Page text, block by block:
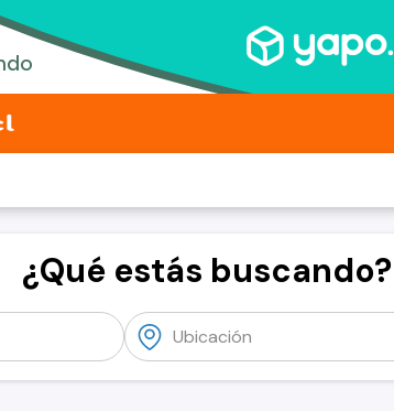
¿Qué estás buscando?